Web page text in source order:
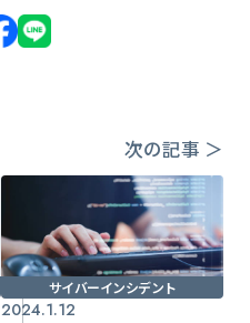
次の記事 ＞
サイバーインシデント
2024.1.12